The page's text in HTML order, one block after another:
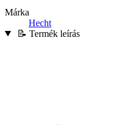
Márka
Hecht
📝 Termék leírás